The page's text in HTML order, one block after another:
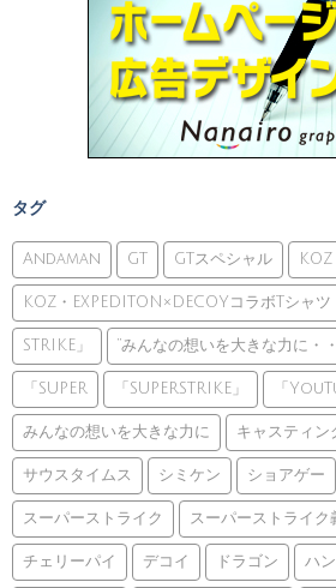
タグ
Andaman GT GTスペシャル
KOZ・EXPEDITON×DECOYコラボTシャツ
STRIKE」 ”みんなの想いを大きな力に・
「SUPER 「SUPERSTRIKE」 「
みんなの想いを大きな力に キャスティン
サウスタイムス シミケン ショアゲー
スーパーストライク スーパーストライク
チェリーパイ デコイ ドラゴン ハ